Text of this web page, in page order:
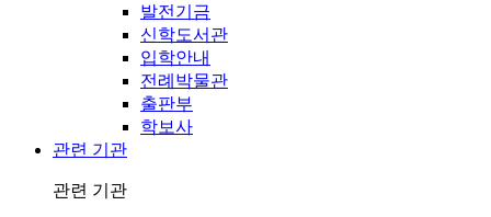
발전기금
신학도서관
입학안내
전례박물관
출판부
학보사
관련 기관
관련 기관